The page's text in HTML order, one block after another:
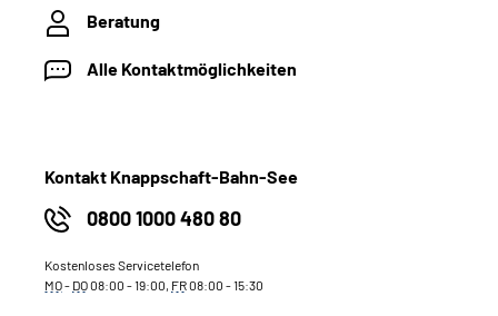
Beratung
Alle Kontaktmöglichkeiten
Kontakt Knappschaft-Bahn-See
0800 1000 480 80
Kostenloses Servicetelefon
MO- DO08:00 - 19:00, FR08:00 - 15:30